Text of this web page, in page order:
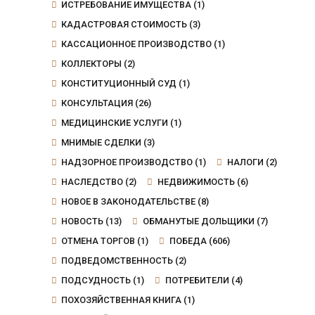
ИСТРЕБОВАНИЕ ИМУЩЕСТВА (1)
КАДАСТРОВАЯ СТОИМОСТЬ (3)
КАССАЦИОННОЕ ПРОИЗВОДСТВО (1)
КОЛЛЕКТОРЫ (2)
КОНСТИТУЦИОННЫЙ СУД (1)
КОНСУЛЬТАЦИЯ (26)
МЕДИЦИНСКИЕ УСЛУГИ (1)
МНИМЫЕ СДЕЛКИ (3)
НАДЗОРНОЕ ПРОИЗВОДСТВО (1) НАЛОГИ (2)
НАСЛЕДСТВО (2) НЕДВИЖИМОСТЬ(6)
НОВОЕ В ЗАКОНОДАТЕЛЬСТВЕ (8)
НОВОСТЬ (13) ОБМАНУТЫЕ ДОЛЬЩИКИ (7)
ОТМЕНА ТОРГОВ (1) ПОБЕДА(606)
ПОДВЕДОМСТВЕННОСТЬ (2)
ПОДСУДНОСТЬ (1) ПОТРЕБИТЕЛИ (4)
ПОХОЗЯЙСТВЕННАЯ КНИГА (1)